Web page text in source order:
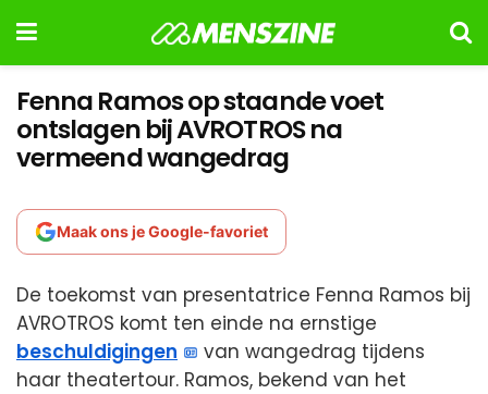
Fenna Ramos op staande voet
ontslagen bij AVROTROS na
vermeend wangedrag
Maak ons je Google-favoriet
De toekomst van presentatrice Fenna Ramos bij
AVROTROS komt ten einde na ernstige
beschuldigingen
van wangedrag tijdens
haar theatertour. Ramos, bekend van het